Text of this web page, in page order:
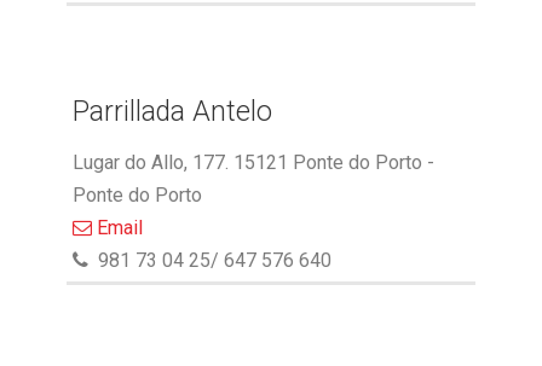
Parrillada Antelo
Lugar do Allo, 177. 15121 Ponte do Porto -
Ponte do Porto
Email
981 73 04 25/ 647 576 640